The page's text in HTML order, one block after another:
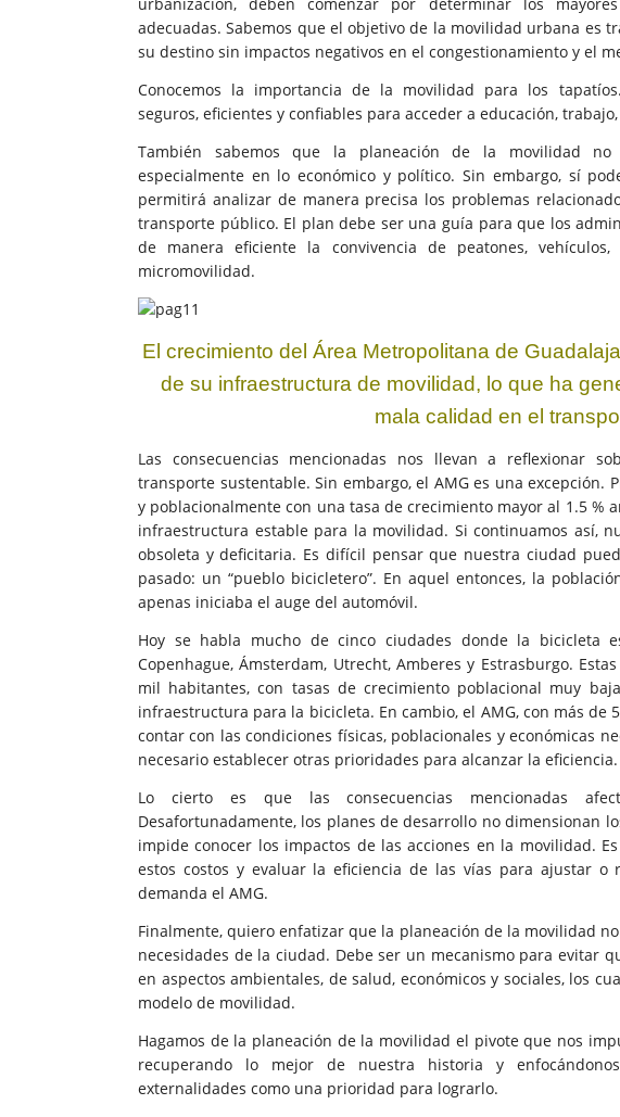
adecuadas. Sabemos que el objetivo de la movilidad urbana es
su destino sin impactos negativos en el congestionamiento y el
Conocemos la importancia de la movilidad para los
seguros, eficientes y confiables para acceder a educación,
También sabemos que la planeación de la movilidad
especialmente en lo económico y político. Sin embargo, sí
permitirá analizar de manera precisa los problemas
transporte público. El plan debe ser una guía para que los
de manera eficiente la convivencia de peatones,
micromovilidad.
El crecimiento del Área Metropolitana de
de su infraestructura de movilidad, lo que ha
mala calidad en el
Las consecuencias mencionadas nos llevan a reflexionar
transporte sustentable. Sin embargo, el AMG es una excepción.
y poblacionalmente con una tasa de crecimiento mayor al 1.5 %
infraestructura estable para la movilidad. Si continuamos así,
obsoleta y deficitaria. Es difícil pensar que nuestra ciudad
pasado: un “pueblo bicicletero”. En aquel entonces, la
apenas iniciaba el auge del automóvil.
Hoy se habla mucho de cinco ciudades donde la bicicleta
Copenhague, Ámsterdam, Utrecht, Amberes y Estrasburgo.
mil habitantes, con tasas de crecimiento poblacional muy
infraestructura para la bicicleta. En cambio, el AMG, con más de
contar con las condiciones físicas, poblacionales y económicas
necesario establecer otras prioridades para alcanzar la eficiencia.
Lo cierto es que las consecuencias mencionadas
Desafortunadamente, los planes de desarrollo no dimensionan
impide conocer los impactos de las acciones en la movilidad.
estos costos y evaluar la eficiencia de las vías para ajustar
demanda el AMG.
Finalmente, quiero enfatizar que la planeación de la movilidad
necesidades de la ciudad. Debe ser un mecanismo para evitar
en aspectos ambientales, de salud, económicos y sociales, los
modelo de movilidad.
Hagamos de la planeación de la movilidad el pivote que nos
recuperando lo mejor de nuestra historia y
externalidades como una prioridad para lograrlo.